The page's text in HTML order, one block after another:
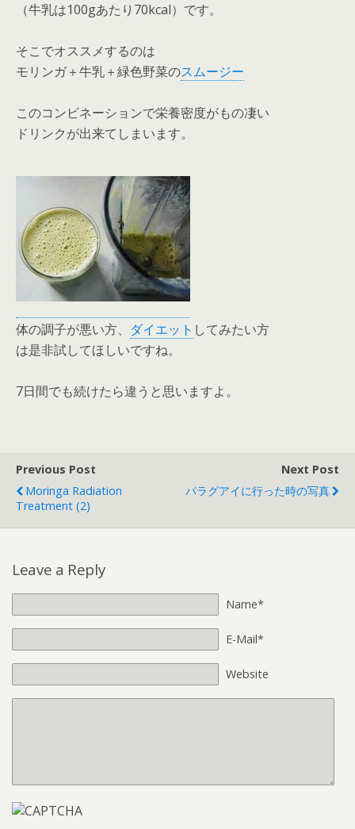
（牛乳は100gあたり70kcal）です。
そこでオススメするのは
モリンガ＋牛乳＋緑色野菜のスムージー
このコンビネーションで栄養密度がもの凄い
ドリンクが出来てしまいます。
体の調子が悪い方、 ダイエット してみたい方
は是非試してほしいですね。
7日間でも続けたら違うと思いますよ。
Previous Post
Moringa Radiation
Treatment (2)
Next Post
パラグアイに行った時の写真
Leave a Reply
Name*
E-Mail*
Website